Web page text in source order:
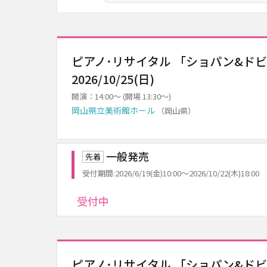
ピアノ･リサイタル 「ショパン&ドビ
2026/10/25(日)
開演：14:00～ (開場 13:30～)
岡山県立美術館ホール （岡山県）
先着 一般発売
受付期間:2026/6/19(金)10:00～2026/10/22(木)18:00
受付中